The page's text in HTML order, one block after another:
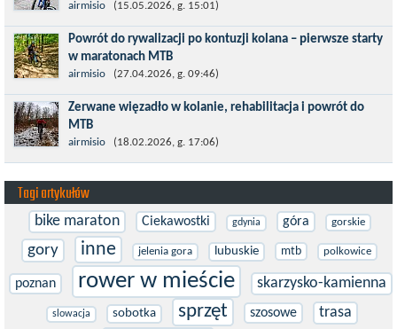
Maj to idealny czas, by z płaskich i szybkich wyścigów przejść do
znacznie bardziej ambitnych wyzwań, jakimi są górskie wyścigi
MTB....
airmisio (15.05.2026, g. 15:01)
Powrót do rywalizacji po kontuzji kolana – pierwsze starty
w maratonach MTB
Prawdziwym testem po kontuzji kolana i uszkodzeniu więzadeł
jest powrót do sportowej rywalizacji. Podczas zawodów znikają
bariery,...
airmisio (27.04.2026, g. 09:46)
Zerwane więzadło w kolanie, rehabilitacja i powrót do
MTB
W sporcie nie ma kalkulacji, niezależnie od stopnia
zaawansowania. Trenujesz, startujesz w zawodach i chcesz po
prostu oddać się grze, dać z siebie...
airmisio (18.02.2026, g. 17:06)
Tagi artykułów
bike maraton Ciekawostki gdynia góra gorskie
gory inne jelenia gora lubuskie mtb polkowice
poznan rower w mieście skarzysko-kamienna
slowacja sobotka sprzęt szosowe trasa